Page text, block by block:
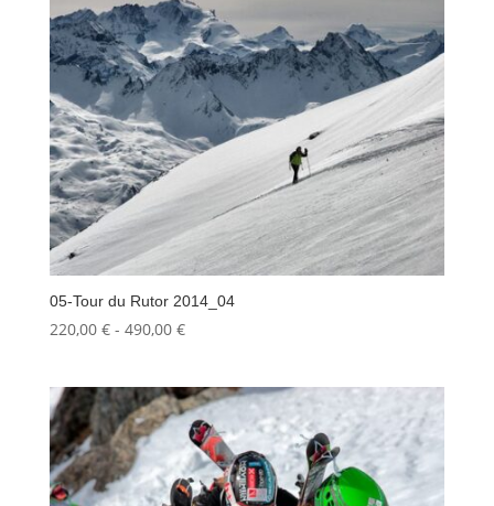
05-Tour du Rutor 2014_04
220,00 € - 490,00 €Fascia
da
220,00 €
a
490,00 €